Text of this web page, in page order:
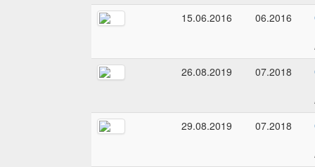
15.06.2016
06.2016
26.08.2019
07.2018
29.08.2019
07.2018